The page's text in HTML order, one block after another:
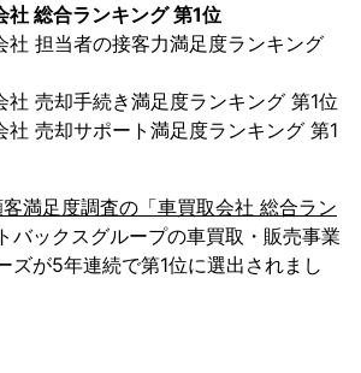
総合ランキング 第1位
担当者の接客力満足度ランキング
売却手続き満足度ランキング 第1位
売却サポート満足度ランキング 第1
満足度調査の「車買取会社 総合ラン
バックスグループの車買取・販売事業
ズが5年連続で第1位に選出されまし